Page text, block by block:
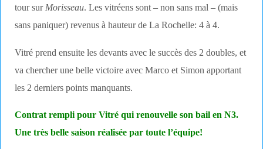
tour surMorisseau. Les vitréens sont – non sans mal – (mais
sans paniquer) revenus à hauteur de La Rochelle: 4 à 4.
Vitré prend ensuite les devants avec le succès des 2 doubles, et
va chercher une belle victoire avec Marco et Simon apportant
les 2 derniers points manquants.
Contrat rempli pour Vitré qui renouvelle son bail en N3.
Une très belle saison réalisée par toute l’équipe!